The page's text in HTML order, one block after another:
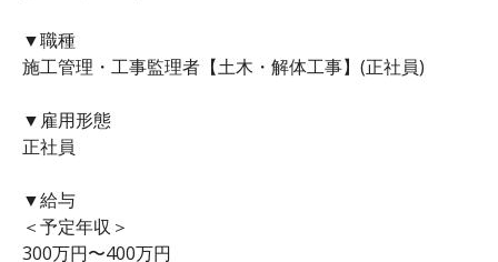
▼職種
施工管理・工事監理者【土木・解体工事】(正社員)
▼雇用形態
正社員
▼給与
＜予定年収＞
300万円〜400万円